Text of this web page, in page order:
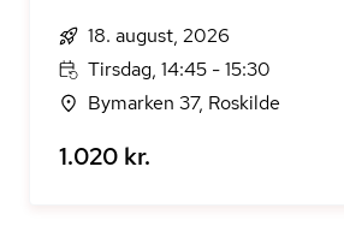
18. august, 2026
Tirsdag, 14:45 - 15:30
Bymarken 37, Roskilde
1.020 kr.